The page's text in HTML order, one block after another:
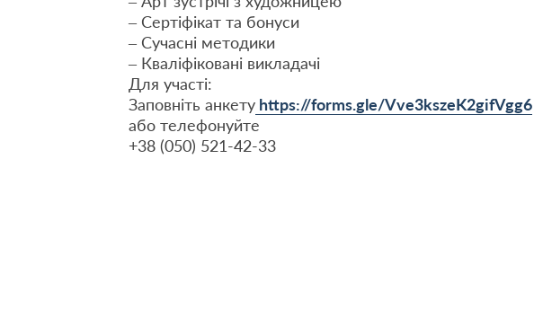
– Сертіфікат та бонуси
– Сучасні методики
– Кваліфіковані викладачі
Для участі:
Заповніть анкету https://forms.gle/Vve3kszeK2gifVgg6
або телефонуйте
+38 (050) 521-42-33